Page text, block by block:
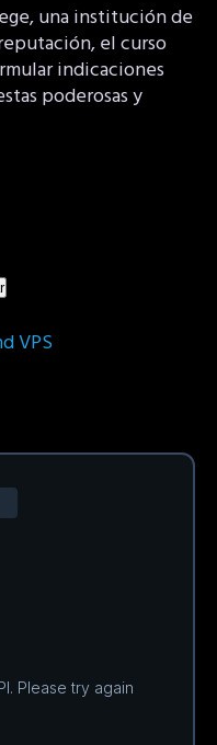
una institución de
el curso
indicaciones
poderosas y